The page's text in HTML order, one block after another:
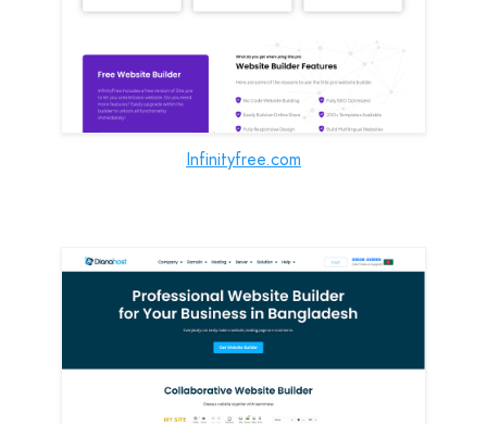
Infinityfree.com